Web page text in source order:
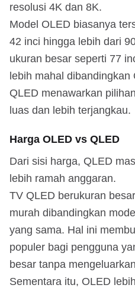
resolusi 4K dan 8K.
Model OLED biasanya
42 inci hingga lebih dari
ukuran besar seperti 77
lebih mahal dibandingkan
QLED menawarkan
luas dan lebih terjangkau.
Harga OLED vs QLED
Dari sisi harga, QLED
lebih ramah anggaran.
TV QLED berukuran
murah dibandingkan
yang sama. Hal ini
populer bagi pengguna
besar tanpa
Sementara itu, OLED